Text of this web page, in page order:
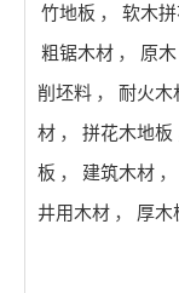
竹地板 ， 软木
粗锯木材 ， 原木
削坯料 ， 耐火木
材 ， 拼花木地板
板 ， 建筑木材 ，
井用木材 ， 厚木